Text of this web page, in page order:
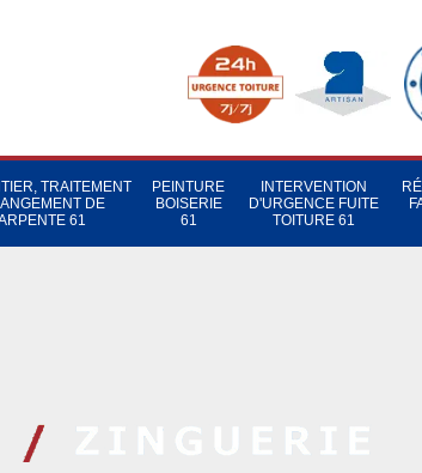
TRAITEMENT
DE
61
PEINTURE
BOISERIE
61
INTERVENTION
D'URGENCE FUITE
TOITURE 61